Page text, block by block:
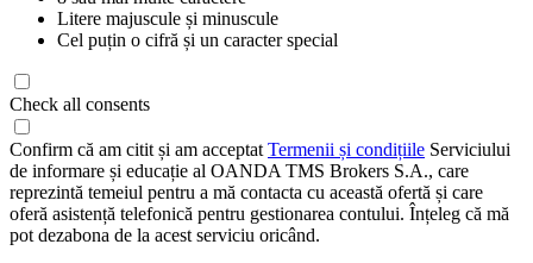
Litere majuscule și minuscule
Cel puțin o cifră și un caracter special
Check all consents
Confirm că am citit și am acceptat Termenii și condițiile Serviciului
de informare și educație al OANDA TMS Brokers S.A., care
reprezintă temeiul pentru a mă contacta cu această ofertă și care
oferă asistență telefonică pentru gestionarea contului. Înțeleg că mă
pot dezabona de la acest serviciu oricând.